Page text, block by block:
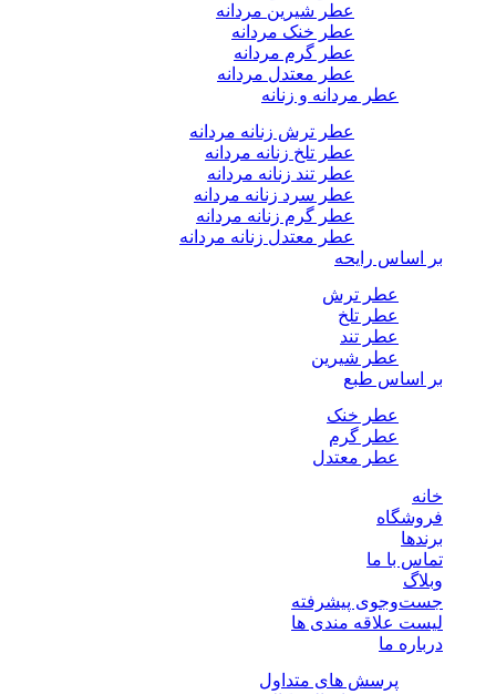
عطر شیرین مردانه
عطر خنک مردانه
عطر گرم مردانه
عطر معتدل مردانه
عطر مردانه و زنانه
عطر ترش زنانه مردانه
عطر تلخ زنانه مردانه
عطر تند زنانه مردانه
عطر سرد زنانه مردانه
عطر گرم زنانه مردانه
عطر معتدل زنانه مردانه
بر اساس رایحه
عطر ترش
عطر تلخ
عطر تند
عطر شیرین
بر اساس طبع
عطر خنک
عطر گرم
عطر معتدل
خانه
فروشگاه
برندها
تماس با ما
وبلاگ
جست‌وجوی پیشرفته
لیست علاقه مندی ها
درباره ما
پرسش های متداول